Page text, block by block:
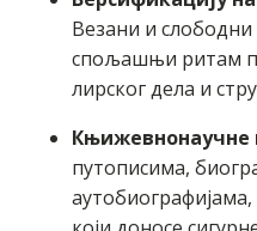
Везани и
спољашњи ритам
лирског дела и
Књижевнонаучне
путописима,